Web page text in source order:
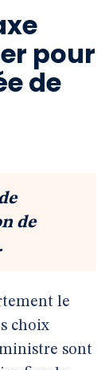
pour
de
de
le
choix
sont